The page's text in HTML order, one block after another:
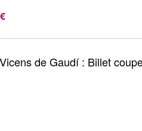
de Gaudí : Billet